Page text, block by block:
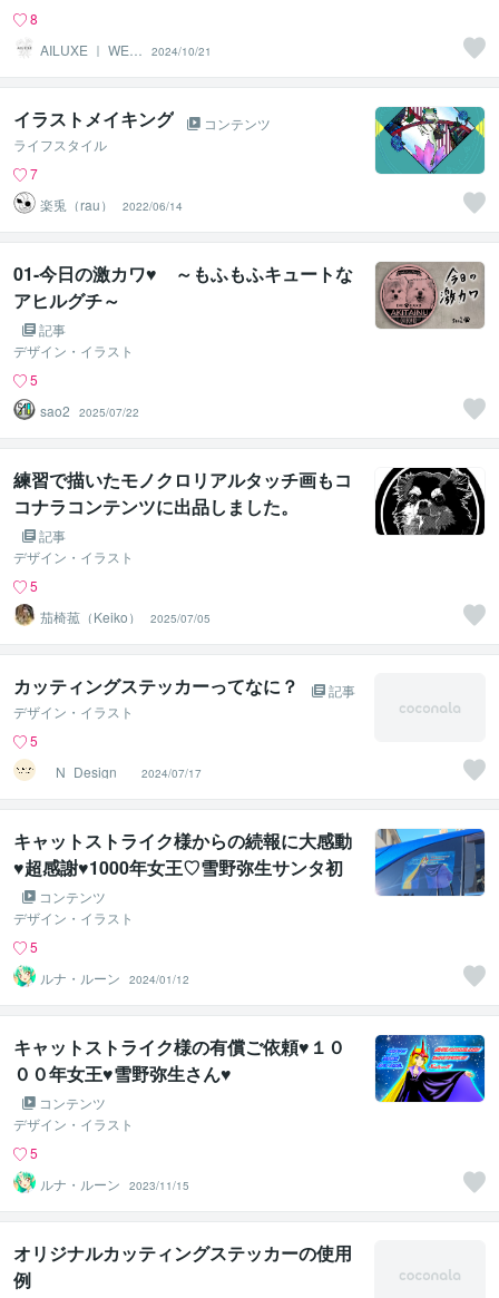
8
AILUXE ｜ WEB
2024/10/21
イラストメイキング
コンテンツ
ライフスタイル
7
楽兎（rau）
2022/06/14
01-今日の激カワ♥ ～もふもふキュートな
アヒルグチ～
記事
デザイン・イラスト
5
sao2
2025/07/22
練習で描いたモノクロリアルタッチ画もコ
コナラコンテンツに出品しました。
記事
デザイン・イラスト
5
茄椅菰（Keiko）
2025/07/05
カッティングステッカーってなに？
記事
デザイン・イラスト
5
__N_Design__
2024/07/17
キャットストライク様からの続報に大感動
♥超感謝♥1000年女王♡雪野弥生サンタ初
公開♥コンテンツ
デザイン・イラスト
5
ルナ・ルーン
2024/01/12
キャットストライク様の有償ご依頼♥１０
００年女王♥雪野弥生さん♥
コンテンツ
デザイン・イラスト
5
ルナ・ルーン
2023/11/15
オリジナルカッティングステッカーの使用
例